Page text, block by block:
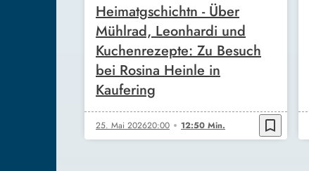
Heimatgschichtn - Über
Mühlrad, Leonhardi und
Kuchenrezepte: Zu Besuch
bei Rosina Heinle in
Kaufering
25. Mai 202620:00 12:50 Min. bookmark_border